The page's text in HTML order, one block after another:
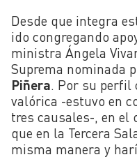
Desde que integra
ido congregando
ministra Ángela
Suprema nominada
Piñera. Por su perfil
valórica -estuvo en
tres causales-, en el
que en la Tercera
misma manera y